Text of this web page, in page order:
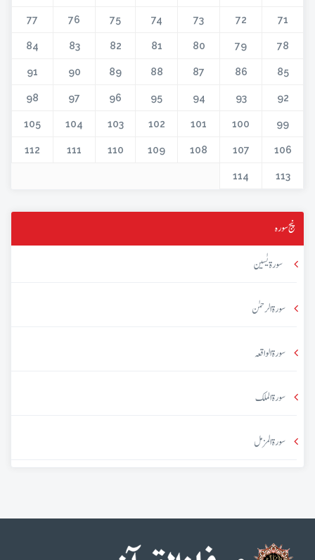
71
72
73
74
75
76
77
78
79
80
81
82
83
84
85
86
87
88
89
90
91
92
93
94
95
96
97
98
99
100
101
102
103
104
105
106
107
108
109
110
111
112
113
114
پنج سورہ
سورۃ یٰسین
سورۃ الرحمٰن
سورۃ الواقعہ
سورۃ الملک
سورۃ المزمل